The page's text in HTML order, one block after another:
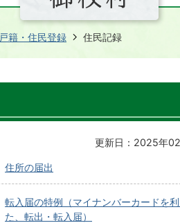
戸籍・住民登録 住民記録
更新日：2025年
住所の届出
転入届の特例（マイナンバーカードを
た、転出・転入届）